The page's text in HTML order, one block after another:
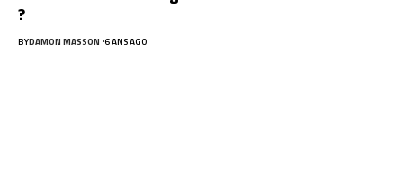
?
BYDAMON MASSON 6 ANS AGO